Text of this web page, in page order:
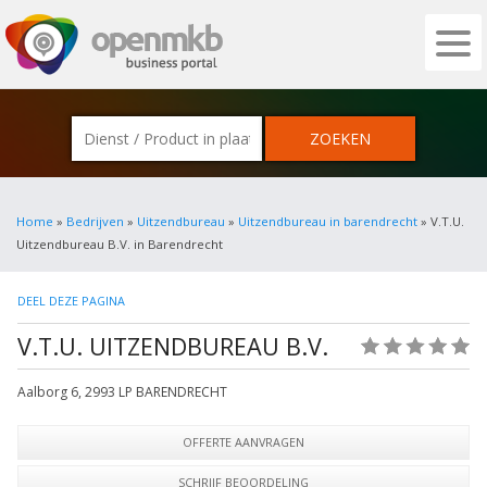
OPENMKB - DE ZAKELIJKE PORTAL
Home » Bedrijven » Uitzendbureau » Uitzendbureau in barendrecht » V.T.U.
Uitzendbureau B.V. in Barendrecht
DEEL DEZE PAGINA
V.T.U. UITZENDBUREAU B.V.
Aalborg 6, 2993 LP BARENDRECHT
OFFERTE AANVRAGEN
SCHRIJF BEOORDELING